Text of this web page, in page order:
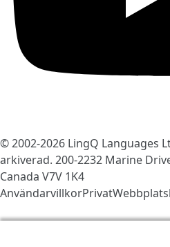
© 2002-2026 LingQ Languages
arkiverad. 200-2232 Marine
Canada V7V 1K4
AnvändarvillkorPrivat